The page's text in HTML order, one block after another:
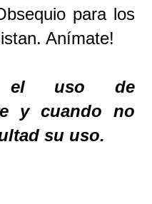
para los
Anímate!
el uso de
y cuando no
su uso.